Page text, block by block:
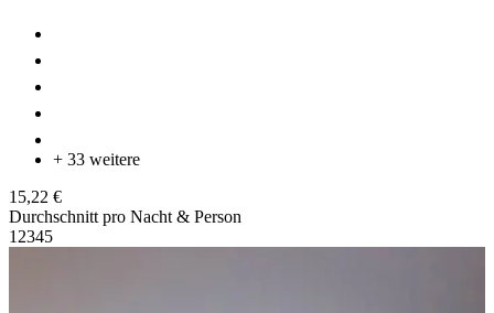
+ 33 weitere
15,22 €
Durchschnitt pro Nacht & Person
1 2345